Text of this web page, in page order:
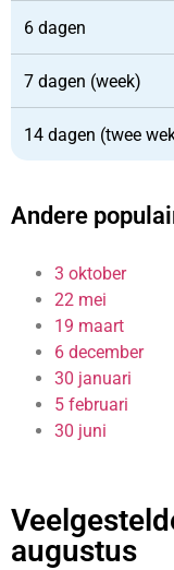
6 dagen
7 dagen (week)
14 dagen (twee
Andere
3 oktober
22 mei
19 maart
6 december
30 januari
5 februari
30 juni
augustus